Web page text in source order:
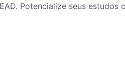
Potencialize seus